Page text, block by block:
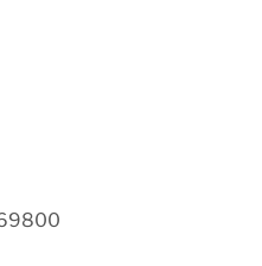
69800